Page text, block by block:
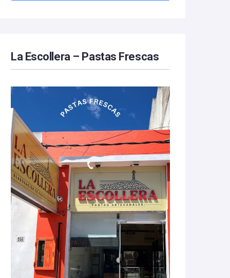
La Escollera – Pastas Frescas